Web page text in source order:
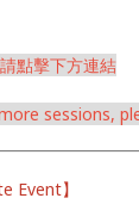
點擊下方連結
sessions,
Event】